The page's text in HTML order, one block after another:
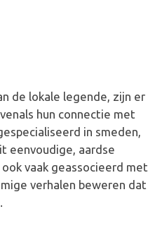
de lokale legende, zijn er
hun connectie met
in smeden,
eenvoudige, aardse
vaak geassocieerd met
verhalen beweren dat